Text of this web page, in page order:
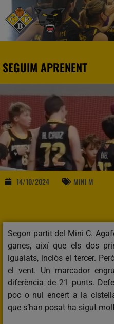
SEGUIM APRENENT
14/10/2024 MINI M
Segon partit del Mini C.
ganes, així que els dos
igualats, inclòs el tercer.
el vent. Un marcador
diferència de 21 punts.
poc o nul encert a la
que s’han posat ha sigut